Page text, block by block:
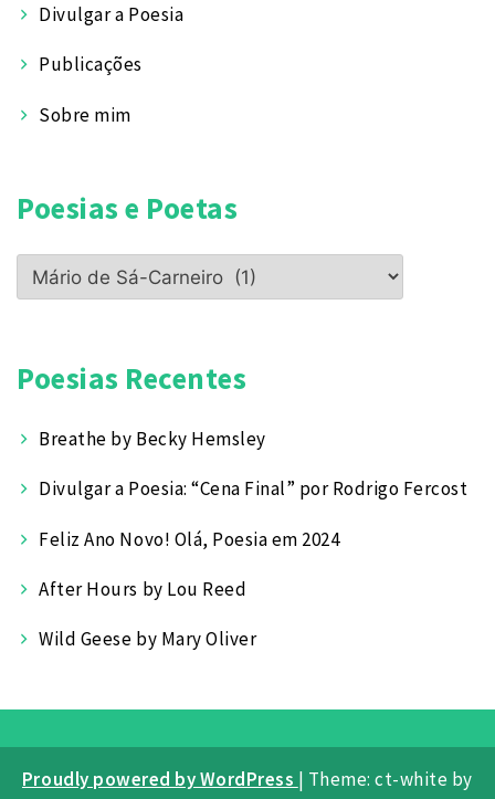
Divulgar a Poesia
Publicações
Sobre mim
Poesias e Poetas
Poesias
e
Poesias Recentes
Breathe by Becky Hemsley
Divulgar a Poesia: “Cena Final” por Rodrigo Fercost
Feliz Ano Novo! Olá, Poesia em 2024
After Hours by Lou Reed
Wild Geese by Mary Oliver
Proudly powered by WordPress | Theme: ct-white by